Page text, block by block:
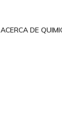
ACERCA DE